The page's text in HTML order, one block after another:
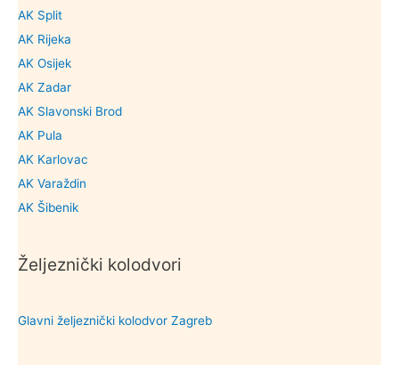
AK Split
AK Rijeka
AK Osijek
AK Zadar
AK Slavonski Brod
AK Pula
AK Karlovac
AK Varaždin
AK Šibenik
Željeznički kolodvori
Glavni željeznički kolodvor Zagreb